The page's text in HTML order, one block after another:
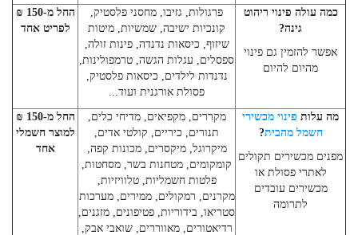
כמה עולה פינוי ריהוט
גינה?
אפשר להזמין גם פינוי
מהיום להיום
פרגולות, גזיבו, מחסני פלסטיק,
קונכיות ישיבה, שמשיות, מיטות
שיזוף, כיסאות נדנדה, פינות זולה,
ספסלים, עגלות הגשה, טרמפולינות,
נדנדות לילדים, כיסאות פלסטיק,
פסולת אורגנית ועוד...
החל מ-150 ₪
לפריט אחד
מה עלות פינוי מכשירי
חשמל מהבית?
מפנים מכשירים תקולים
לאתרי פסולת או
מכשירים עובדים
לתרומה
מקררים, מקפיאים, מדיחי כלים,
תנורים, כיריים, קולטי אדים,
מיקרוגל, מיקסרים, מכונות קפה,
קומקומים, מטחנות בשר, מסחטות,
פלטות חשמליות, טלוויזיות,
מקרנים, רמקולים, ממירים, מערכות
סטריאו, בידוריות, פטיפונים, מזגנים,
רדיאטורים, מאווררים, שואבי אבק,
החל מ-150 ₪
למוצר חשמלי
אחד